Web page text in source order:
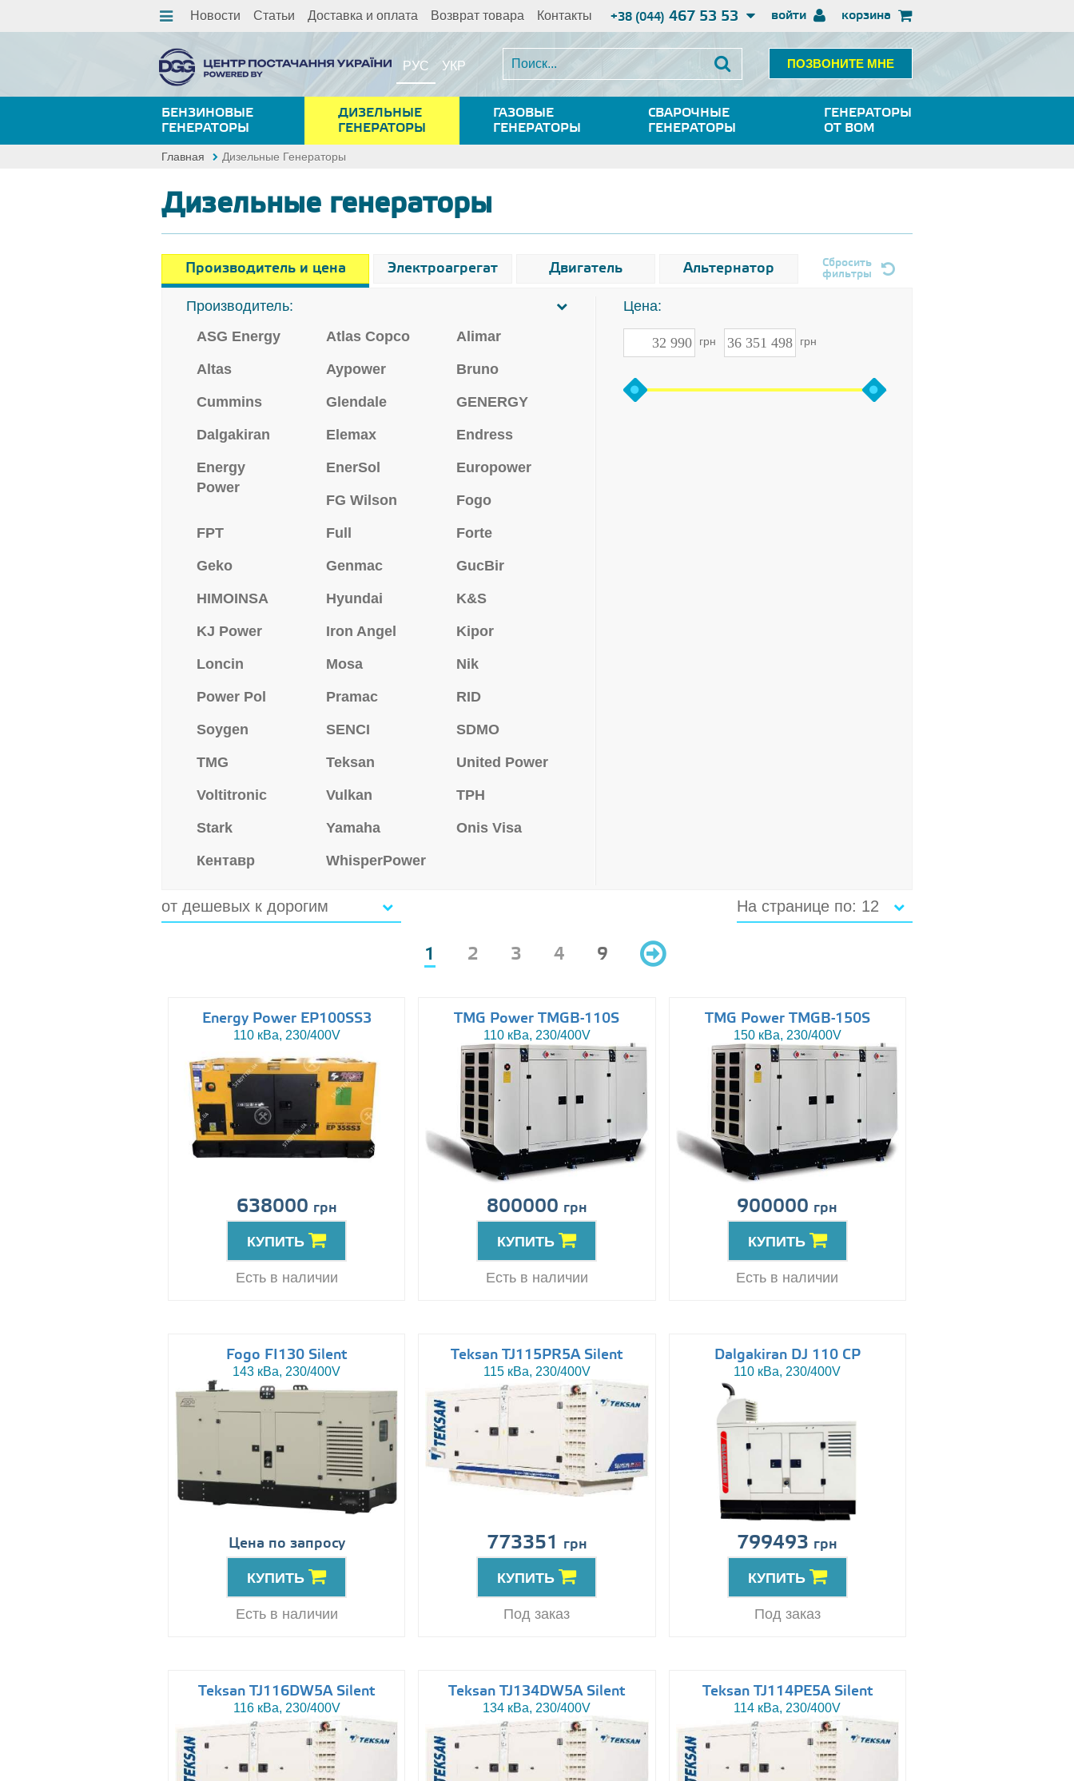
Новости Статьи Доставка и оплата Возврат товара Контакты войти
+38 (044) 467 53 53 корзина
РУС УКР ПОЗВОНИТЕ МНЕ
БЕНЗИНОВЫЕ
ГЕНЕРАТОРЫ
ДИЗЕЛЬНЫЕ
ГЕНЕРАТОРЫ
ГАЗОВЫЕ
ГЕНЕРАТОРЫ
СВАРОЧНЫЕ
ГЕНЕРАТОРЫ
ГЕНЕРАТОРЫ
ОТ ВОМ
Главная Дизельные Генераторы
Дизельные генераторы
Производитель и цена Электроагрегат Двигатель Альтернатор
Сбросить
фильтры
Производитель:
ASG Energy
Atlas Copco Alimar
Altas Aypower Bruno
Cummins Glendale GENERGY
Dalgakiran Elemax Endress
Energy
Power
EnerSol Europower
FG Wilson Fogo
FPT Full Forte
Geko Genmac GucBir
HIMOINSA Hyundai K&S
KJ Power Iron Angel Kipor
Loncin Mosa Nik
Power Pol Pramac RID
Soygen SENCI SDMO
TMG Teksan United Power
Voltitronic Vulkan TPH
Stark Yamaha Onis Visa
Кентавр WhisperPower
Цена:
грн грн
от дешевых к дорогим На странице по: 12
1 2 3 4 9
Energy Power EP100SS3
110 кВа, 230/400V
638000 грн
КУПИТЬ
Есть в наличии
TMG Power TMGB-110S
110 кВа, 230/400V
800000 грн
КУПИТЬ
Есть в наличии
TMG Power TMGB-150S
150 кВа, 230/400V
900000 грн
КУПИТЬ
Есть в наличии
Fogo FI130 Silent
143 кВа, 230/400V
Цена по запросу
КУПИТЬ
Есть в наличии
Teksan TJ115PR5A Silent
115 кВа, 230/400V
773351 грн
КУПИТЬ
Под заказ
Dalgakiran DJ 110 CP
110 кВа, 230/400V
799493 грн
КУПИТЬ
Под заказ
Teksan TJ116DW5A Silent
116 кВа, 230/400V
Teksan TJ134DW5A Silent
134 кВа, 230/400V
Teksan TJ114PE5A Silent
114 кВа, 230/400V